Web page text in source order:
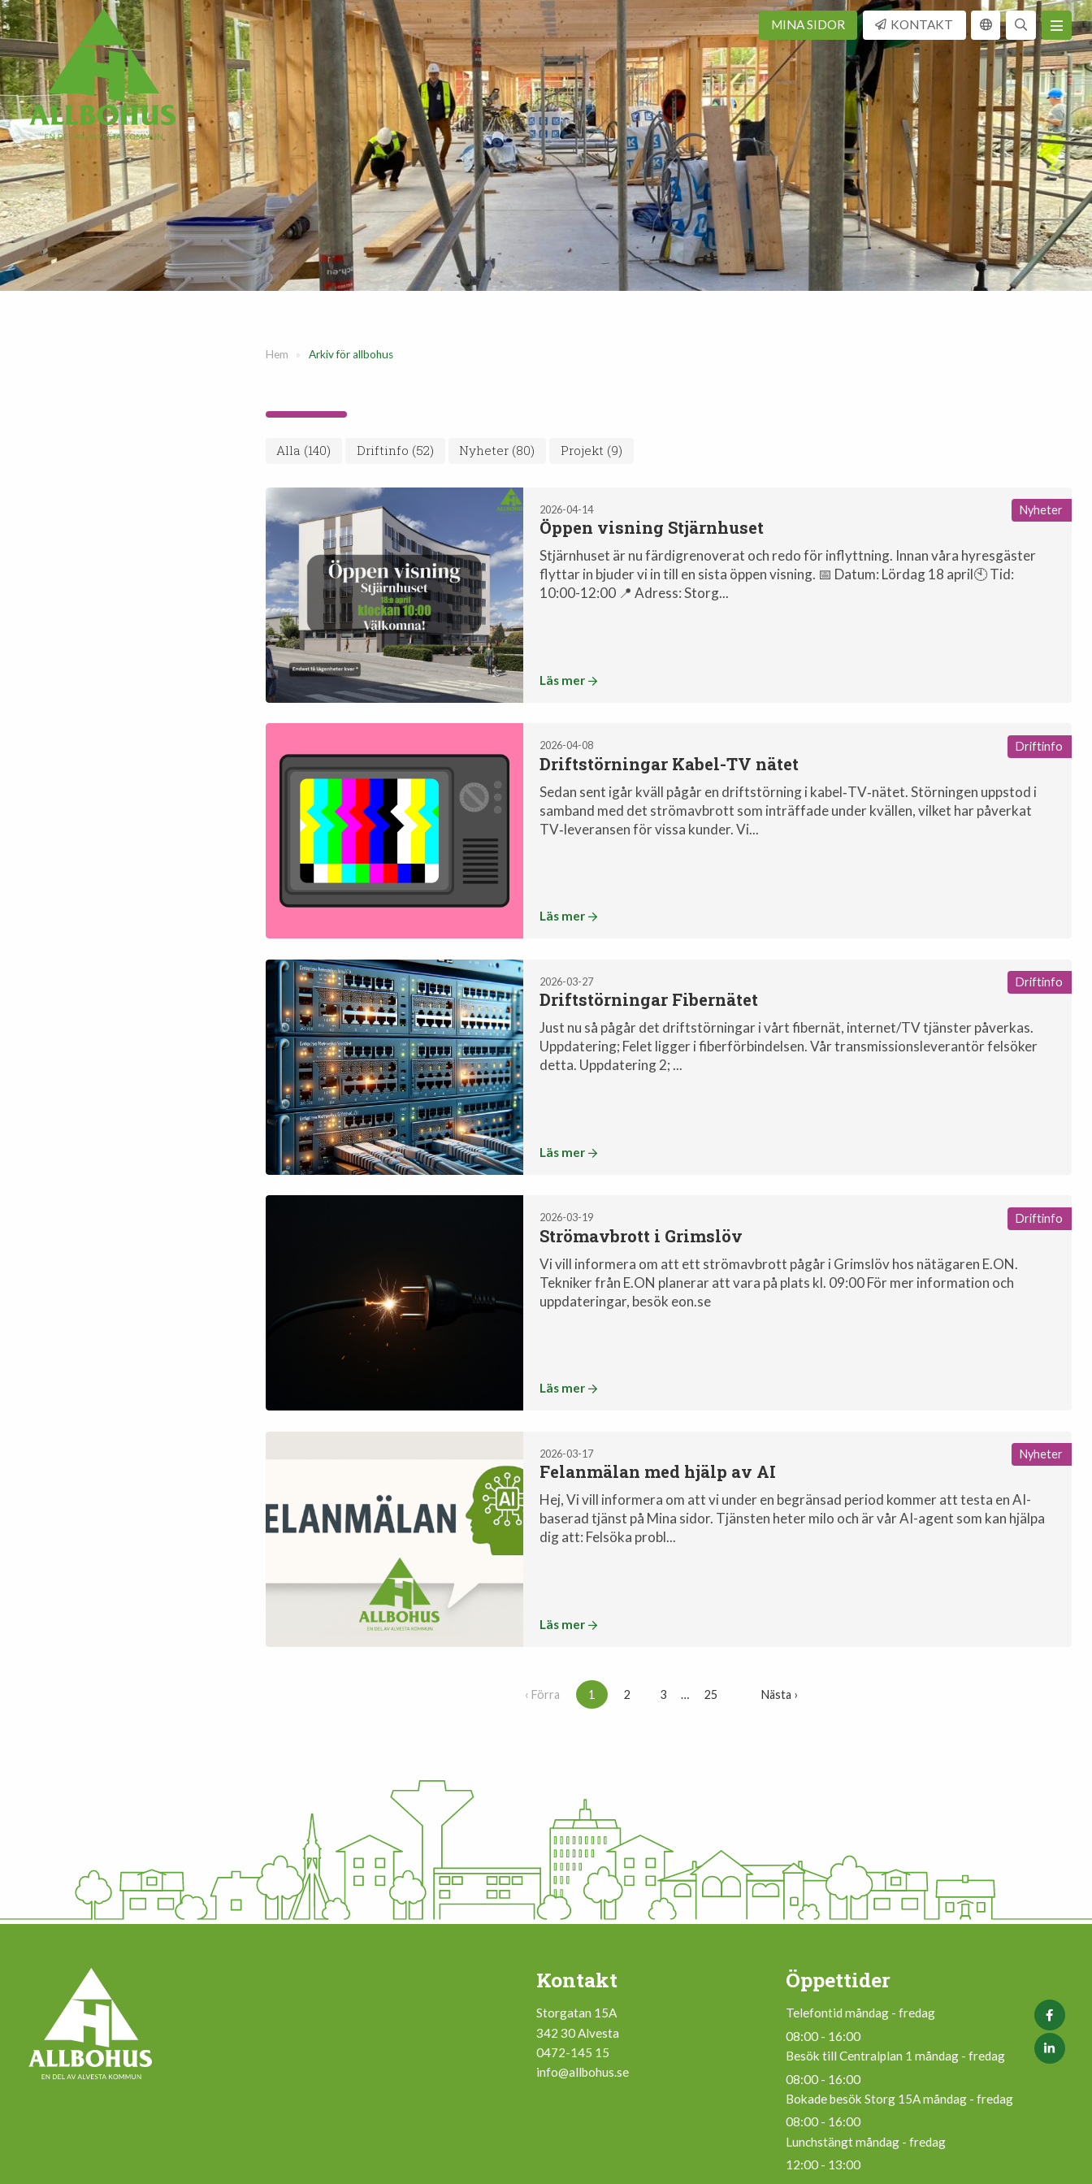
MINA SIDOR KONTAKT
Hem » Arkiv för allbohus
Alla (140) Driftinfo (52) Nyheter (80) Projekt (9)
Nyheter
2026-04-14
Öppen visning Stjärnhuset
Stjärnhuset är nu färdigrenoverat och redo för inflyttning. Innan våra hyresgäster
flyttar in bjuder vi in till en sista öppen visning. 📅 Datum: Lördag 18 april🕙 Tid:
10:00-12:00 📍 Adress: Storg...
Läs mer
Driftinfo
2026-04-08
Driftstörningar Kabel-TV nätet
Sedan sent igår kväll pågår en driftstörning i kabel‑TV‑nätet. Störningen uppstod i
samband med det strömavbrott som inträffade under kvällen, vilket har påverkat
TV‑leveransen för vissa kunder. Vi...
Läs mer
Driftinfo
2026-03-27
Driftstörningar Fibernätet
Just nu så pågår det driftstörningar i vårt fibernät, internet/TV tjänster påverkas.
Uppdatering; Felet ligger i fiberförbindelsen. Vår transmissionsleverantör felsöker
detta. Uppdatering 2; ...
Läs mer
Driftinfo
2026-03-19
Strömavbrott i Grimslöv
Vi vill informera om att ett strömavbrott pågår i Grimslöv hos nätägaren E.ON.
Tekniker från E.ON planerar att vara på plats kl. 09:00 För mer information och
uppdateringar, besök eon.se
Läs mer
Nyheter
2026-03-17
Felanmälan med hjälp av AI
Hej, Vi vill informera om att vi under en begränsad period kommer att testa en AI-
baserad tjänst på Mina sidor. Tjänsten heter milo och är vår AI-agent som kan hjälpa
dig att: Felsöka probl...
Läs mer
‹ Förra 1 2 3 … 25 Nästa ›
Kontakt
Storgatan 15A
342 30 Alvesta
0472-145 15
info@allbohus.se
Öppettider
Telefontid måndag - fredag
08:00 - 16:00
Besök till Centralplan 1 måndag - fredag
08:00 - 16:00
Bokade besök Storg 15A måndag - fredag
08:00 - 16:00
Lunchstängt måndag - fredag
12:00 - 13:00